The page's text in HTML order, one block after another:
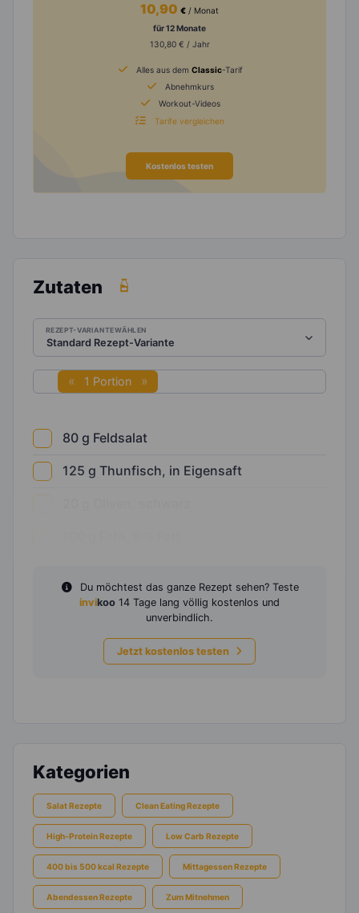
10,90 € / Monat
für 12 Monate
130,80 € / Jahr
Alles aus dem Classic-Tarif
Abnehmkurs
Workout-Videos
Tarife vergleichen
Kostenlos testen
Zutaten
REZEPT-VARIANTE WÄHLEN
1 Portion
80 g Feldsalat
125 g Thunfisch, in Eigensaft
Du möchtest das ganze Rezept sehen? Teste
invikoo 14 Tage lang völlig kostenlos und
unverbindlich.
Jetzt kostenlos testen
Kategorien
Salat Rezepte Clean Eating Rezepte
High-Protein Rezepte Low Carb Rezepte
400 bis 500 kcal Rezepte Mittagessen Rezepte
Abendessen Rezepte Zum Mitnehmen